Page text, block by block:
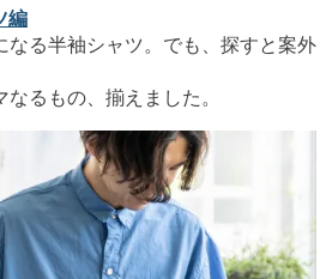
編
る半袖シャツ。でも、探すと案外
るもの、揃えました。